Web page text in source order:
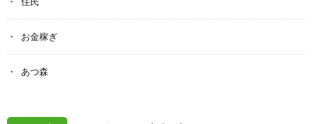
お金稼ぎ
あつ森